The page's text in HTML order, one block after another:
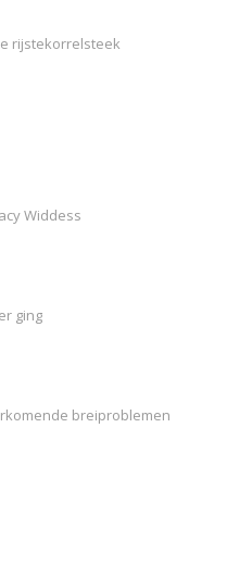
rijstekorrelsteek
Widdess
ging
breiproblemen